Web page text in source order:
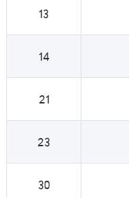
13
14
21
23
30